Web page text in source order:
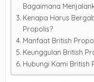
Bagaimana
Kenapa Harus
Propolis?
Manfaat British
Keunggulan British
Hubungi Kami British